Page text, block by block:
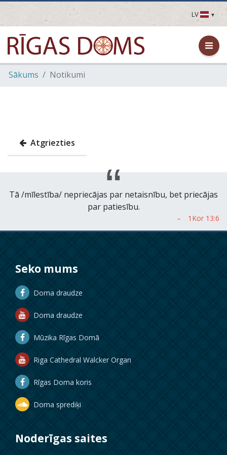
LV
LV
EN
DE
FR
Sākums Notikumi
Atgriezties
Tā /mīlestība/ nepriecājas par netaisnību, bet priecājas
par patiesību.
Seko mums
Doma draudze
Doma draudze
Mūzika Rīgas Domā
Riga Cathedral Walcker Organ
Rīgas Doma koris
Doma sprediķi
Noderīgas saites